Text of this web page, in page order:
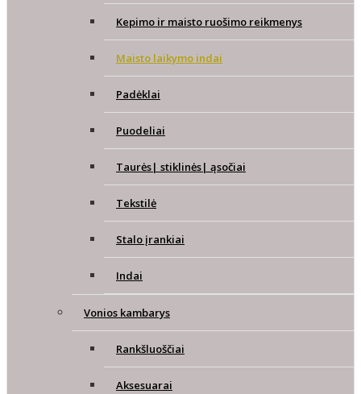
Kepimo ir maisto ruošimo reikmenys
Maisto laikymo indai
Padėklai
Puodeliai
Taurės| stiklinės| ąsočiai
Tekstilė
Stalo įrankiai
Indai
Vonios kambarys
Rankšluoščiai
Aksesuarai